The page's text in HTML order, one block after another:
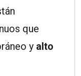
que
y alto